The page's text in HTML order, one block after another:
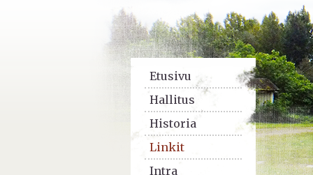
Etusivu
Hallitus
Historia
Linkit
Intra